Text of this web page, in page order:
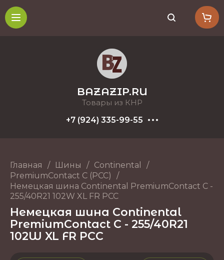
BAZAZIP.RU
Товары из КНР
+7 (924) 335-99-55
Главная / Шины / Continental
/
PremiumContact C (PCC)
/
Немецкая шина Continental PremiumContact C -
255/40R21 102W XL FR PCC
Немецкая шина Continental
PremiumContact C - 255/40R21
102W XL FR PCC